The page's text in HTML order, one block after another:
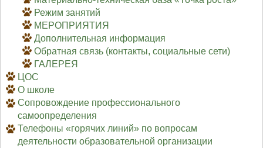
Режим занятий
МЕРОПРИЯТИЯ
Дополнительная информация
Обратная связь (контакты, социальные сети)
ГАЛЕРЕЯ
ЦОС
О школе
Сопровождение профессионального
самоопределения
Телефоны «горячих линий» по вопросам
деятельности образовательной организации